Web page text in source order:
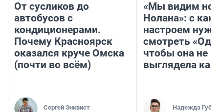
От сусликов до
автобусов с
кондиционерами.
Почему Красноярск
оказался круче Омска
(почти во всём)
Сергей Энквист
«Мы видим
Нолана»: с
настроем
смотреть
чтобы она не
выглядела как
Надежда